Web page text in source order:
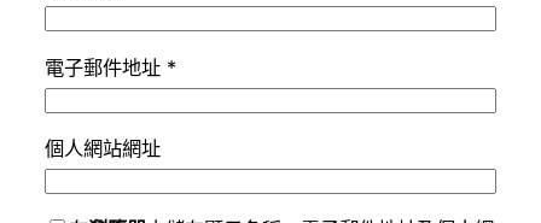
電子郵件地址 *
個人網站網址